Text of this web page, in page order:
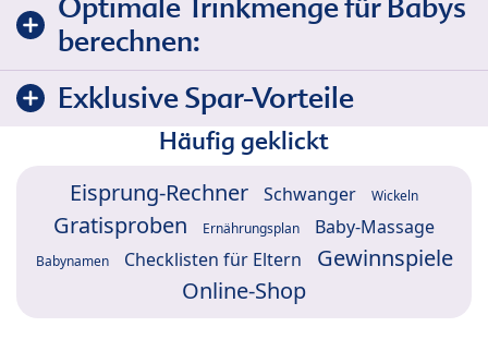
berechnen:
Exklusive Spar-Vorteile
Häufig geklickt
Eisprung-Rechner Schwanger Wickeln
Gratisproben Ernährungsplan Baby-Massage
Babynamen Checklisten für Eltern
Gewinnspiele
Online-Shop